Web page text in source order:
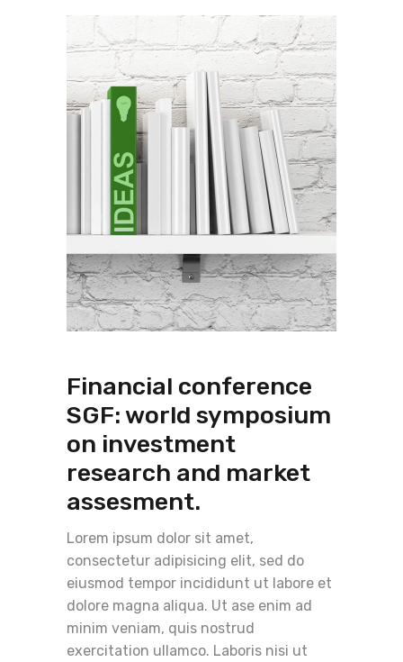
Financial conference
SGF: world symposium
on investment
research and market
assesment.
Lorem ipsum dolor sit amet,
consectetur adipisicing elit, sed do
eiusmod tempor incididunt ut labore et
dolore magna aliqua. Ut ase enim ad
minim veniam, quis nostrud
exercitation ullamco. Laboris nisi ut